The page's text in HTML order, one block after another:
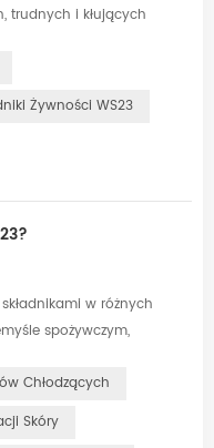
trudnych i kłujących
odpowiednie
temperaturze 3.
Żywności WS23
w różnych
spożywczym,
należy WS-23,
uczucia
Chłodzących
Skóry